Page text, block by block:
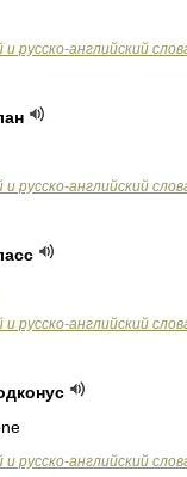
русско-английский
русско-английский
русско-английский
русско-английский